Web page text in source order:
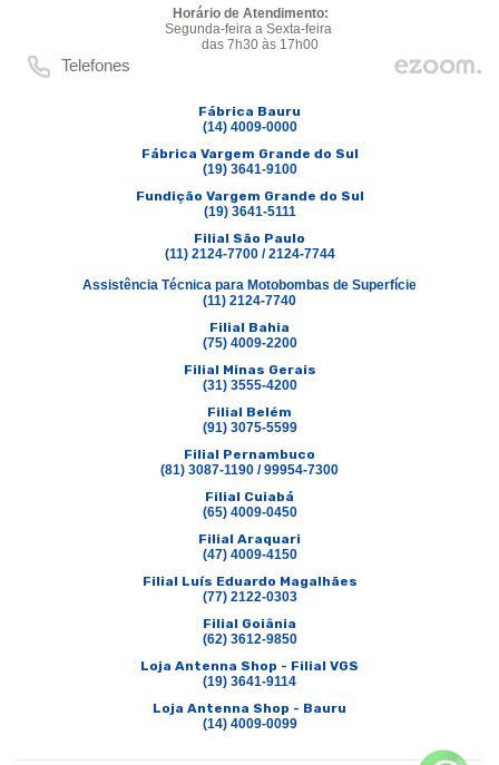
Horário de Atendimento:
Segunda-feira a Sexta-feira
das 7h30 às 17h00
Telefones
Fábrica Bauru
(14) 4009-0000
Fábrica Vargem Grande do Sul
(19) 3641-9100
Fundição Vargem Grande do Sul
(19) 3641-5111
Filial São Paulo
(11) 2124-7700 / 2124-7744
Assistência Técnica para Motobombas de Superfície
(11) 2124-7740
Filial Bahia
(75) 4009-2200
Filial Minas Gerais
(31) 3555-4200
Filial Belém
(91) 3075-5599
Filial Pernambuco
(81) 3087-1190 / 99954-7300
Filial Cuiabá
(65) 4009-0450
Filial Araquari
(47) 4009-4150
Filial Luís Eduardo Magalhães
(77) 2122-0303
Filial Goiânia
(62) 3612-9850
Loja Antenna Shop - Filial VGS
(19) 3641-9114
Loja Antenna Shop - Bauru
(14) 4009-0099